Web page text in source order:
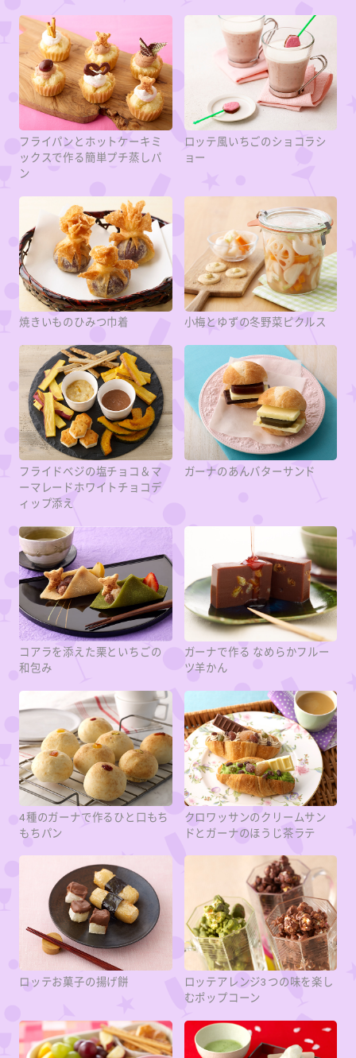
フライパンとホットケーキミ
ックスで作る簡単プチ蒸しパ
ン
ロッテ風いちごのショコラシ
ョー
焼きいものひみつ巾着 小梅とゆずの冬野菜ピクルス
フライドベジの塩チョコ＆マ
ーマレードホワイトチョコデ
ィップ添え
ガーナのあんバターサンド
コアラを添えた栗といちごの
和包み
ガーナで作る なめらかフルー
ツ羊かん
4種のガーナで作るひと口もち
もちパン
クロワッサンのクリームサン
ドとガーナのほうじ茶ラテ
ロッテお菓子の揚げ餅
ロッテアレンジ3つの味を楽し
むポップコーン